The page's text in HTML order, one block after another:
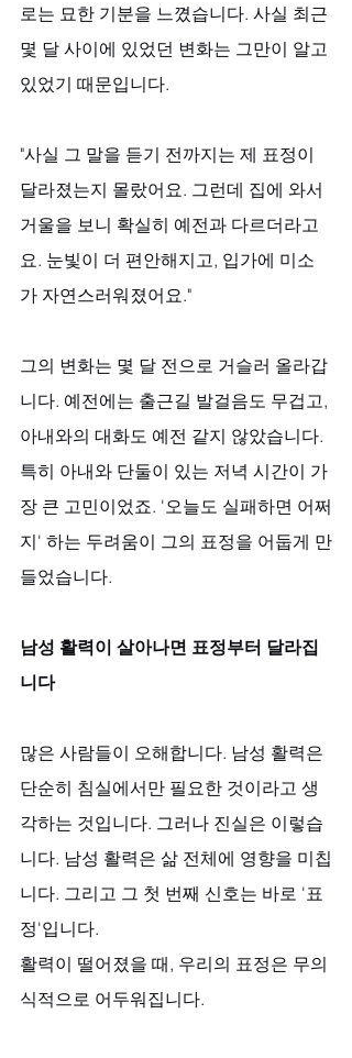
로는 묘한 기분을 느꼈습니다. 사실 최근
몇 달 사이에 있었던 변화는 그만이 알고
있었기 때문입니다.
"사실 그 말을 듣기 전까지는 제 표정이
달라졌는지 몰랐어요. 그런데 집에 와서
거울을 보니 확실히 예전과 다르더라고
요. 눈빛이 더 편안해지고, 입가에 미소
가 자연스러워졌어요."
그의 변화는 몇 달 전으로 거슬러 올라갑
니다. 예전에는 출근길 발걸음도 무겁고,
아내와의 대화도 예전 같지 않았습니다.
특히 아내와 단둘이 있는 저녁 시간이 가
장 큰 고민이었죠. '오늘도 실패하면 어쩌
지' 하는 두려움이 그의 표정을 어둡게 만
들었습니다.
남성 활력이 살아나면 표정부터 달라집
니다
많은 사람들이 오해합니다. 남성 활력은
단순히 침실에서만 필요한 것이라고 생
각하는 것입니다. 그러나 진실은 이렇습
니다. 남성 활력은 삶 전체에 영향을 미칩
니다. 그리고 그 첫 번째 신호는 바로 '표
정'입니다.
활력이 떨어졌을 때, 우리의 표정은 무의
식적으로 어두워집니다.